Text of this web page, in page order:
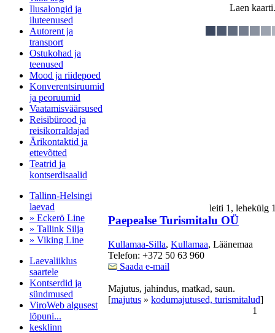
Ilusalongid ja
iluteenused
Autorent ja
transport
Ostukohad ja
teenused
Mood ja riidepoed
Konverentsiruumid
ja peoruumid
Vaatamisväärsused
Reisibürood ja
reisikorraldajad
Ärikontaktid ja
ettevõtted
Teatrid ja
kontserdisaalid
Tallinn-Helsingi
laevad
» Eckerö Line
» Tallink Silja
» Viking Line
Laevaliiklus
saartele
Kontserdid ja
sündmused
ViroWeb algusest
lõpuni...
kesklinn
Laen
leiti 1,
Paepealse Turismitalu OÜ
Kullamaa-Silla, Kullamaa, Läänemaa
Telefon: +372 50 63 960
Saada e-mail
Majutus, jahindus, matkad, saun.
[majutus » kodumajutused, turismitalud]
1